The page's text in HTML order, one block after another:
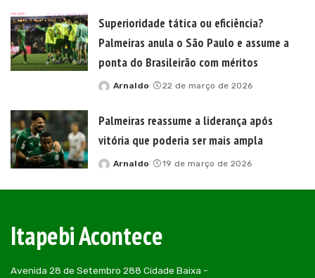
Superioridade tática ou eficiência?
Palmeiras anula o São Paulo e assume a
ponta do Brasileirão com méritos
Posted
Arnaldo 22 de março de 2026
Palmeiras reassume a liderança após
vitória que poderia ser mais ampla
Posted
Arnaldo 19 de março de 2026
Itapebi Acontece
Avenida 28 de Setembro 288 Cidade Baixa -